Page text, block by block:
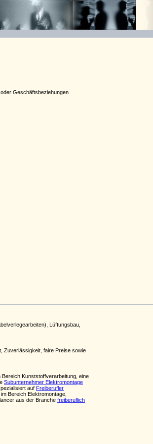
Geschäftsbeziehungen
Lüftungsbau,
Zuverlässigkeit, faire Preise sowie
Kunststoffverarbeitung, eine
Subunternehmer Elektromontage
auf Freiberufler
Bereich Elektromontage,
aus der Branche freiberuflich